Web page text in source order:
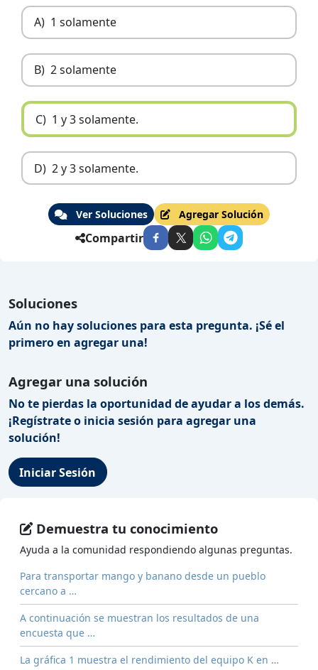
A) 1 solamente
B) 2 solamente
C) 1 y 3 solamente.
D) 2 y 3 solamente.
Ver Soluciones Agregar Solución
Compartir
Soluciones
Aún no hay soluciones para esta pregunta. ¡Sé el
primero en agregar una!
Agregar una solución
No te pierdas la oportunidad de ayudar a los demás.
¡Regístrate o inicia sesión para agregar una
solución!
Iniciar Sesión
Demuestra tu conocimiento
Ayuda a la comunidad respondiendo algunas preguntas.
Para transportar mango y banano desde un pueblo
cercano a …
A continuación se muestran los resultados de una
encuesta que …
La gráfica 1 muestra el rendimiento del equipo K en …